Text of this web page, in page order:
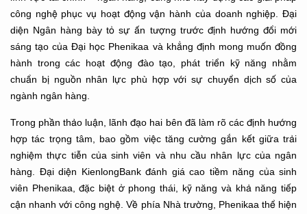
công nghệ phục vụ hoạt động vận hành của doanh nghiệp. Đại
diện Ngân hàng bày tỏ sự ấn tượng trước định hướng đổi mới
sáng tạo của Đại học Phenikaa và khẳng định mong muốn đồng
hành trong các hoạt động đào tạo, phát triển kỹ năng nhằm
chuẩn bị nguồn nhân lực phù hợp với sự chuyển dịch số của
ngành ngân hàng.
Trong phần thảo luận, lãnh đạo hai bên đã làm rõ các định hướng
hợp tác trọng tâm, bao gồm việc tăng cường gắn kết giữa trải
nghiệm thực tiễn của sinh viên và nhu cầu nhân lực của ngân
hàng. Đại diện KienlongBank đánh giá cao tiềm năng của sinh
viên Phenikaa, đặc biệt ở phong thái, kỹ năng và khả năng tiếp
cận nhanh với công nghệ. Về phía Nhà trường, Phenikaa thể hiện